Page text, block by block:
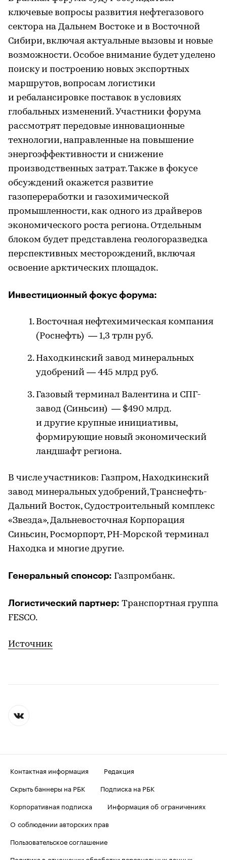
ключевые вопросы развития нефтегазового
сектора на Дальнем Востоке и в Восточной
Сибири, включая актуальные вызовы и новые
возможности. Особое внимание будет уделено
поиску и построению новых экспортных
маршрутов, вопросам логистики
и ребалансировке поставок в условиях
глобальных изменений. Участники форума
рассмотрят передовые инновационные
технологии, направленные на повышение
энергоэффективности и снижение
производственных затрат. Также в фокусе
обсуждений окажется развитие
газопереработки и газохимической
промышленности, как одного из драйверов
экономического роста региона. Отдельным
блоком будет представлена геологоразведка
перспективных месторождений, включая
освоение арктических площадок.
Инвестиционный фокус форума:
Восточная нефтехимическая компания
(Роснефть) — 1,3 трлн руб.
Находкинский завод минеральных
удобрений — 445 млрд руб.
Газовый терминал Валентина и СПГ-
завод (Синьсин) — $490 млрд.
и другие крупные инициативы,
формирующие новый экономический
ландшафт региона.
В числе участников: Газпром, Находкинский
завод минеральных удобрений, Транснефть-
Дальний Восток, Судостроительный комплекс
«Звезда», Дальневосточная Корпорация
Синьсин, Росморпорт, РН-Морской терминал
Находка и многие другие.
Генеральный спонсор: Газпромбанк.
Логистический партнер: Транспортная группа
FESCO.
Источник
Контактная информация
Редакция
Скрыть баннеры на РБК
Подписка на РБК
Корпоративная подписка
Информация об ограничениях
О соблюдении авторских прав
Пользовательское соглашение